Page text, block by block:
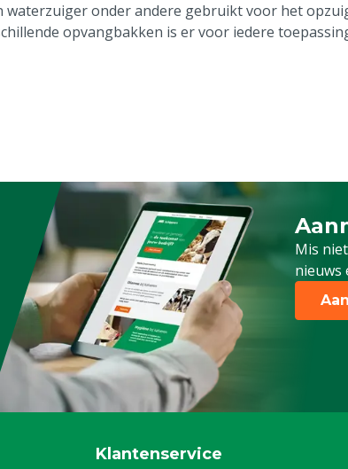
waterzuiger onder andere gebruikt voor het
opvangbakken is er voor iedere
Mis
nieuws
Klantenservice